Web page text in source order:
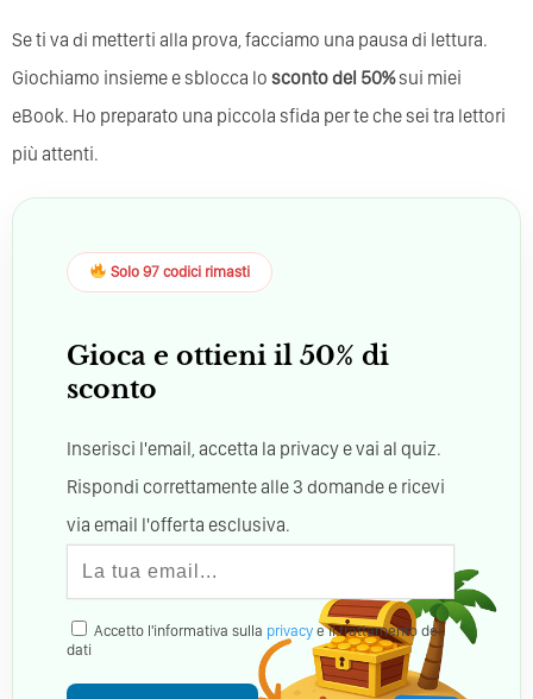
Se ti va di metterti alla prova, facciamo una pausa di lettura.
Giochiamo insieme e sblocca lo sconto del 50%sui miei
eBook. Ho preparato una piccola sfida per te che sei tra lettori
più attenti.
Solo 97 codici rimasti
Gioca e ottieni il 50% di
sconto
Inserisci l'email, accetta la privacy e vai al quiz.
Rispondi correttamente alle 3 domande e ricevi
via email l'offerta esclusiva.
Accetto l'informativa sulla privacy e il trattamento dei
dati